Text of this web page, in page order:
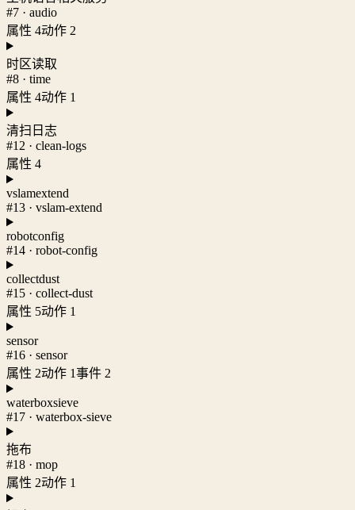
#7 · audio
属性 4动作 2
时区读取
#8 · time
属性 4动作 1
清扫日志
#12 · clean-logs
属性 4
vslamextend
#13 · vslam-extend
robotconfig
#14 · robot-config
collectdust
#15 · collect-dust
属性 5动作 1
sensor
#16 · sensor
属性 2动作 1事件 2
waterboxsieve
#17 · waterbox-sieve
拖布
#18 · mop
属性 2动作 1